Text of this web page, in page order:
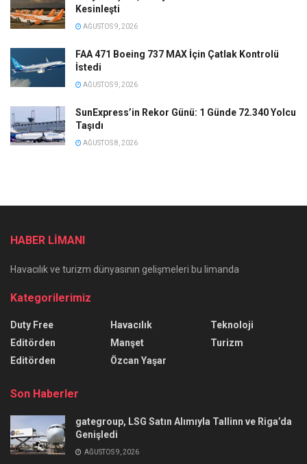
Kesinleşti
AĞUSTOS 9, 2026
FAA 471 Boeing 737 MAX İçin Çatlak Kontrolü
İstedi
AĞUSTOS 9, 2026
SunExpress’in Rekor Günü: 1 Günde 72.340 Yolcu
Taşıdı
AĞUSTOS 8, 2026
HABER LİMANI
Havacılık ve turizm dünyasının gelişmeleri bu limanda
Kategorilerimiz
Duty Free
Editörden
Editörden
Havacılık
Manşet
Özcan Yaşar
Teknoloji
Turizm
Son Haberler
gategroup, LSG Satın Alımıyla Tallinn ve Riga’da
Genişledi
AĞUSTOS 9, 2026